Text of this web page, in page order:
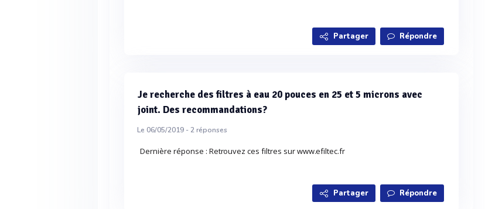
Partager Répondre
Je recherche des filtres à eau 20 pouces en 25 et 5 microns avec
joint. Des recommandations?
Le 06/05/2019 -2réponses
Dernière réponse : Retrouvez ces filtres sur www.efiltec.fr
Partager Répondre